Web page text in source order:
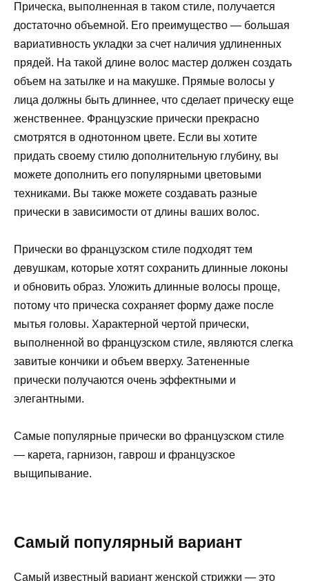
Прическа, выполненная в таком стиле, получается
достаточно объемной. Его преимущество — большая
вариативность укладки за счет наличия удлиненных
прядей. На такой длине волос мастер должен создать
объем на затылке и на макушке. Прямые волосы у
лица должны быть длиннее, что сделает прическу еще
женственнее. Французские прически прекрасно
смотрятся в однотонном цвете. Если вы хотите
придать своему стилю дополнительную глубину, вы
можете дополнить его популярными цветовыми
техниками. Вы также можете создавать разные
прически в зависимости от длины ваших волос.
Прически во французском стиле подходят тем
девушкам, которые хотят сохранить длинные локоны
и обновить образ. Уложить длинные волосы проще,
потому что прическа сохраняет форму даже после
мытья головы. Характерной чертой прически,
выполненной во французском стиле, являются слегка
завитые кончики и объем вверху. Затененные
прически получаются очень эффектными и
элегантными.
Самые популярные прически во французском стиле
— карета, гарнизон, гаврош и французское
выщипывание.
Самый популярный вариант
Самый известный вариант женской стрижки — это